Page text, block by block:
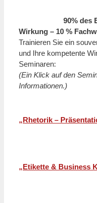
90% des
Wirkung – 10 %
Trainieren Sie ein
und Ihre kompetente
Seminaren:
(Ein Klick auf den
Informationen.)
„Rhetorik –
„Etikette & Business